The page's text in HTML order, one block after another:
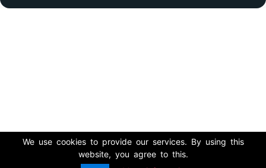
We use cookies to provide our services. By using this
website, you agree to this.